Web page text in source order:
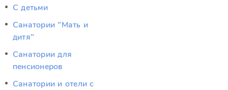
С детьми
Санатории "Мать и
дитя"
Санатории для
пенсионеров
Санатории и отели с